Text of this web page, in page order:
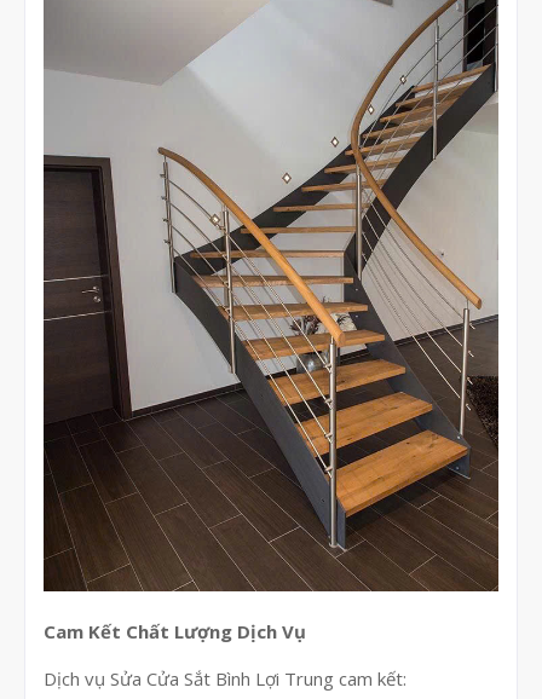
Cam Kết Chất Lượng Dịch Vụ
Dịch vụ Sửa Cửa Sắt Bình Lợi Trung cam kết: